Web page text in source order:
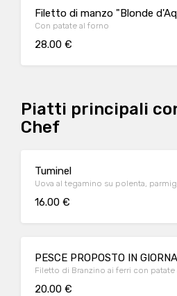
Filetto di manzo "Blonde
Con patate al forno
28.00 €
Piatti principali
Chef
Tuminel
Uova al tegamino su polenta,
16.00 €
PESCE PROPOSTO IN
Filetto di Branzino ai ferri con patate
20.00 €